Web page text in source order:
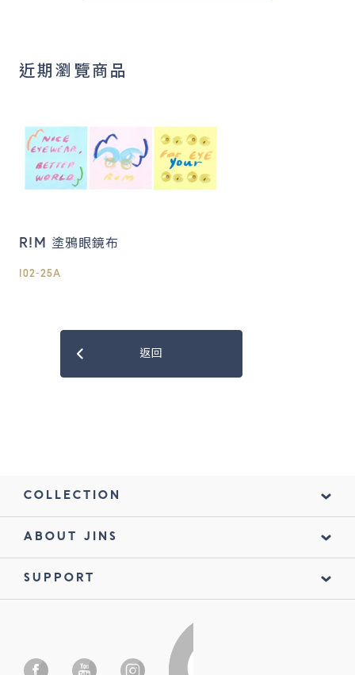
近期瀏覽商品
R!M 塗鴉眼鏡布
I02-25A
返回
COLLECTION
ABOUT JINS
SUPPORT